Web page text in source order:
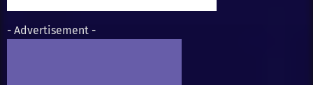
- Advertisement -